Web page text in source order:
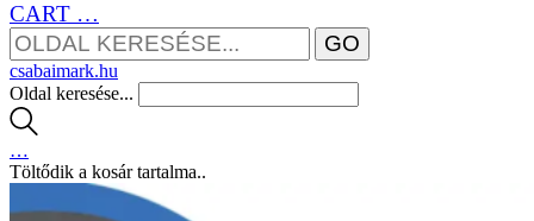
CART …
csabaimark.hu
Oldal keresése...
…
Töltődik a kosár tartalma..